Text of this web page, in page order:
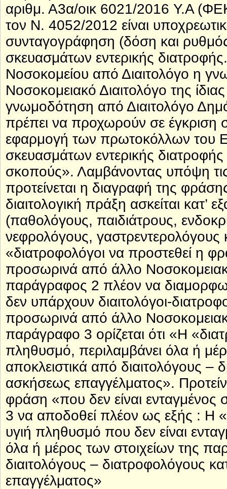
αριθμ. Α3α/οικ 6021/2016 Υ.Α
τον Ν. 4052/2012 είναι
συνταγογράφηση (δόση και
σκευασμάτων εντερικής
Νοσοκομείου από Διαιτολόγο η
Νοσοκομειακό Διαιτολόγο της
γνωμοδότηση από Διαιτολόγο
πρέπει να προχωρούν σε έγκριση
εφαρμογή των πρωτοκόλλων του
σκευασμάτων εντερικής διατροφής
σκοπούς». Λαμβάνοντας υπόψη
προτείνεται η διαγραφή της
διαιτολογική πράξη ασκείται κατ’
(παθολόγους, παιδιάτρους,
νεφρολόγους, γαστρεντερολόγους
«διατροφολόγοι να προστεθεί η
προσωρινά από άλλο
παράγραφος 2 πλέον να
δεν υπάρχουν διαιτολόγοι-
προσωρινά από άλλο
παράγραφο 3 ορίζεται ότι «Η
πληθυσμό, περιλαμβάνει όλα ή
αποκλειστικά από διαιτολόγους
ασκήσεως επαγγέλματος».
φράση «που δεν είναι
3 να αποδοθεί πλέον ως εξής : Η
υγιή πληθυσμό που δεν είναι
όλα ή μέρος των στοιχείων της
διαιτολόγους – διατροφολόγους
επαγγέλματος»